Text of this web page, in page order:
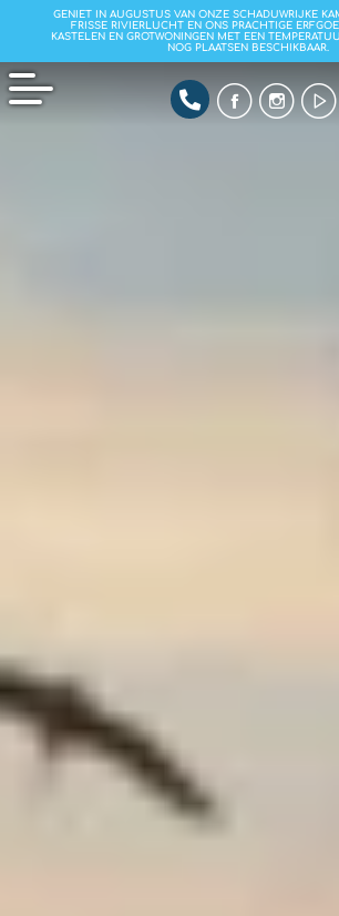
GENIET IN AUGUSTUS VAN ONZE SCHADUWRIJKE
FRISSE RIVIERLUCHT EN ONS PRACHTIGE
KASTELEN EN GROTWONINGEN MET EEN
NOG PLAATSEN BESCHIKBAAR.